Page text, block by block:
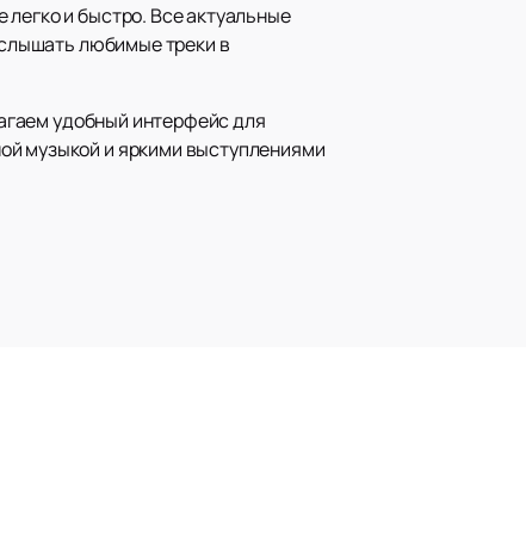
легко и быстро. Все актуальные
любимые треки в
удобный интерфейс для
музыкой и яркими выступлениями